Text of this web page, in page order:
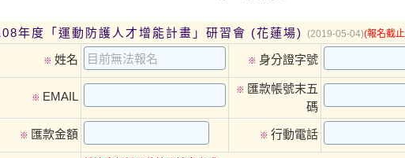
年度「運動防護人才增能計畫」研習會 (花蓮場) (2019-05-04)(報名截
※ 姓名 ※ 身分證字號
※ EMAIL ※ 匯款帳號末五
碼
※ 匯款金額 ※ 行動電話